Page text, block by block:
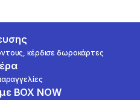
κέρδισε δωροκάρτες
BOX NOW